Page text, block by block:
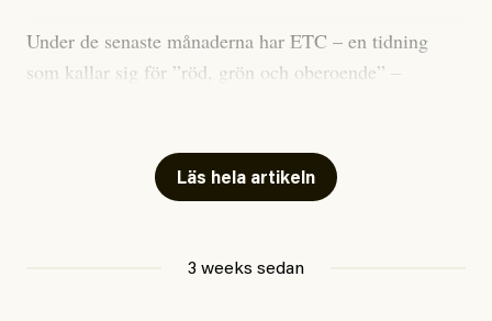
Under de senaste månaderna har ETC – en tidning
som kallar sig för ”röd, grön och oberoende” –
skriver för? Vad betyder det att vara en ”röd, grön och
oberoende” tidning? Och vad är egentligen bra
Den första artikeln publicerades den 10 mars 2026.
Läs hela artikeln
3 weeks sedan